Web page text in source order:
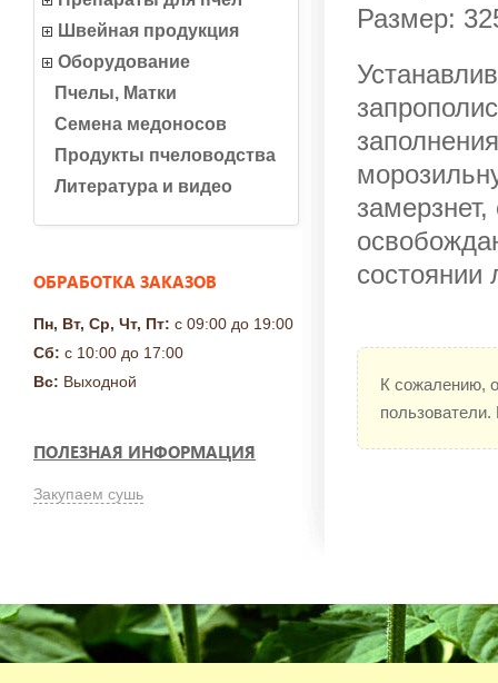
Швейная продукция
Оборудование
Пчелы, Матки
Семена медоносов
Продукты пчеловодства
Литература и видео
ОБРАБОТКА ЗАКАЗОВ
Пн, Вт, Ср, Чт, Пт: с 09:00 до 19:00
Сб: с 10:00 до 17:00
Вс: Выходной
ПОЛЕЗНАЯ ИНФОРМАЦИЯ
Закупаем сушь
Размер:
состоянии
К сожалению,